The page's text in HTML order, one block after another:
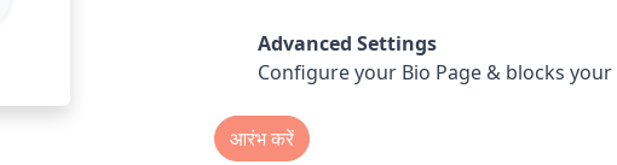
Advanced Settings
Configure your Bio Page & blocks your
आरंभ करें